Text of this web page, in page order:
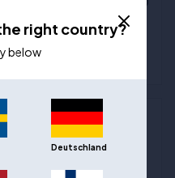
Indoor Basketball Str. 6
right country?
below
Deutschland